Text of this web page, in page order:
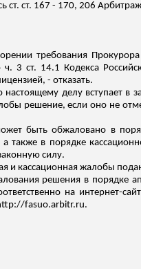
ст. ст. 167 - 170, 206
требования
ч. 3 ст. 14.1 Кодекса
- отказать.
делу вступает в
решение, если оно не
быть обжаловано в
также в порядке
силу.
и кассационная жалобы
решения в порядке
на интернет-
fasuo.arbitr.ru.